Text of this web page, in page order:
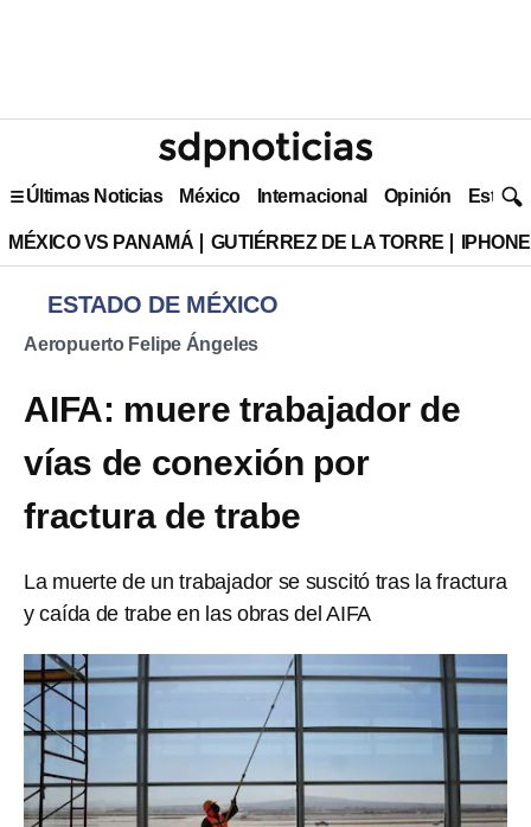
Últimas Noticias México Internacional Opinión Estilo
MÉXICO VS PANAMÁ GUTIÉRREZ DE LA TORRE
ESTADO DE MÉXICO
Aeropuerto Felipe Ángeles
AIFA: muere trabajador de
vías de conexión por
fractura de trabe
La muerte de un trabajador se suscitó tras la fractura
y caída de trabe en las obras del AIFA